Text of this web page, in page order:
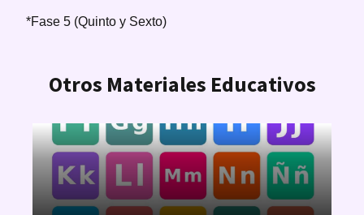
*Fase 5 (Quinto y Sexto)
Otros Materiales Educativos